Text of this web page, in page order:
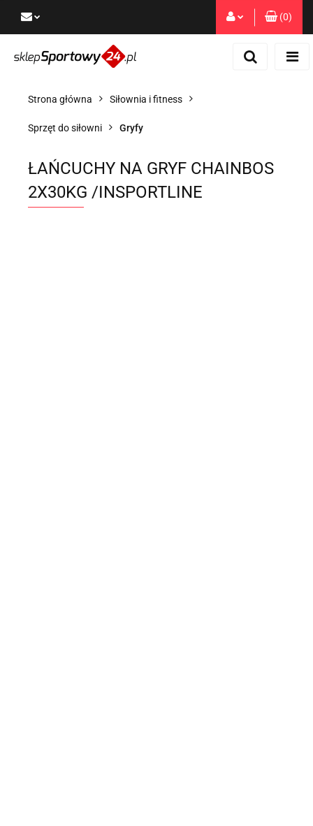
Dodaj zgłoszenie
(0)
Strona główna Siłownia i fitness
Sprzęt do siłowni Gryfy
ŁAŃCUCHY NA GRYF CHAINBOS
2X30KG /INSPORTLINE